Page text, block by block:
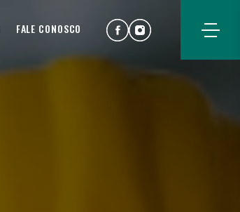
FALE CONOSCO